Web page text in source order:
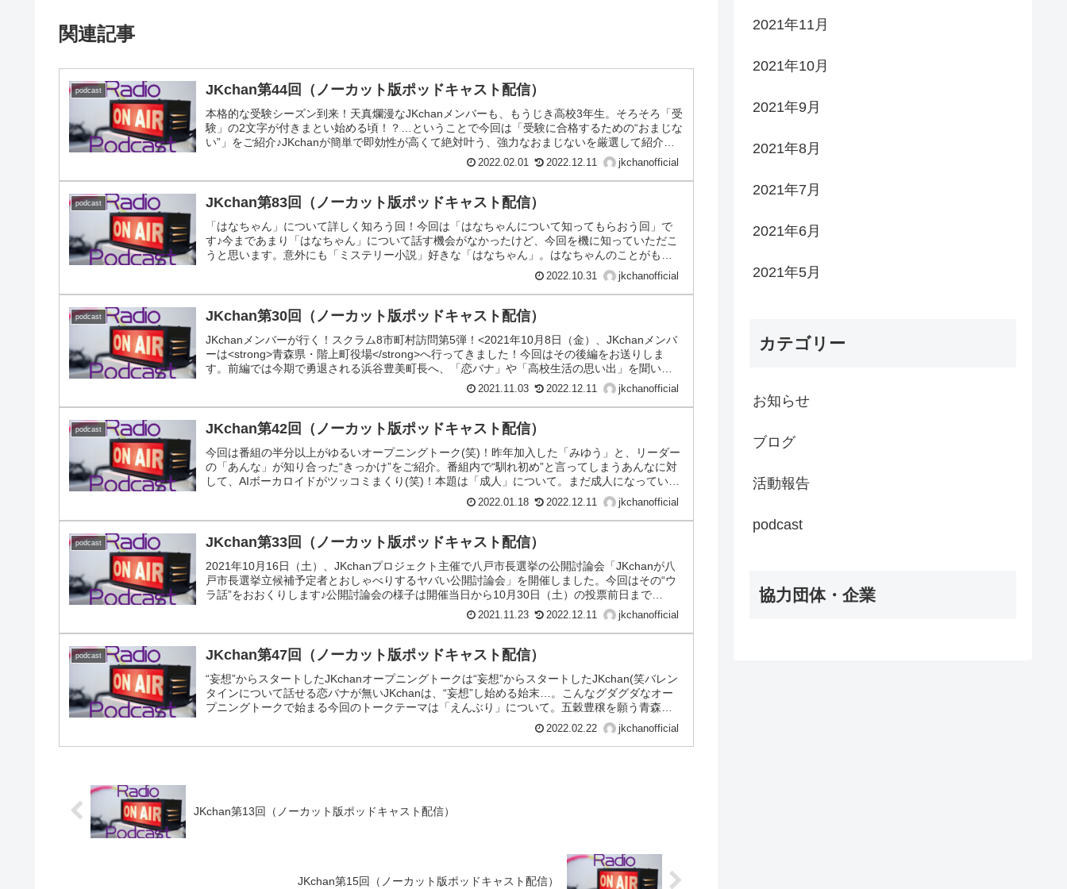
関連記事
podcast JKchan第44回（ノーカット版ポッドキャスト配信）
本格的な受験シーズン到来！天真爛漫なJKchanメンバーも、もうじき高校3年生。そろそろ「受
験」の2文字が付きまとい始める頃！？…ということで今回は「受験に合格するための“おまじな
い”」をご紹介♪JKchanが簡単で即効性が高くて絶対叶う、強力なおまじないを厳選して紹介し
ます。受験に向けて頑張っている方は、自分の努力に最後のひと押しでおまじないを実行して
みましょう。きっと受験合格に結びつきますよ♪休みの日は夕方まで寝ちゃうという“超ロングス
リーパー”なメンバーが受験生に役立つトークで送る12分！
2022.02.01 2022.12.11 jkchanofficial
podcast JKchan第83回（ノーカット版ポッドキャスト配信）
「はなちゃん」について詳しく知ろう回！今回は「はなちゃんについて知ってもらおう回」で
す♪今まであまり「はなちゃん」について話す機会がなかったけど、今回を機に知っていただこ
うと思います。意外にも「ミステリー小説」好きな「はなちゃん」。はなちゃんのことがもっ
2022.10.31 jkchanofficial
podcast JKchan第30回（ノーカット版ポッドキャスト配信）
JKchanメンバーが行く！スクラム8市町村訪問第5弾！<2021年10月8日（金）、JKchanメンバ
ーは<strong>青森県・階上町役場</strong>へ行ってきました！今回はその後編をお送りしま
す。前編では今期で勇退される浜谷豊美町長へ、「恋バナ」や「高校生活の思い出」を聞いた
JKchan。後編は「町長になろうと思った理由」や「町長になってみてどのようなことを大切に
活動してきたか」などを聞きました。任期満了をもって勇退される浜谷豊美町長が、階上町や
地域への愛情を語った13分です。
2021.11.03 2022.12.11 jkchanofficial
podcast JKchan第42回（ノーカット版ポッドキャスト配信）
今回は番組の半分以上がゆるいオープニングトーク(笑)！昨年加入した「みゆう」と、リーダー
の「あんな」が知り合った“きっかけ”をご紹介。番組内で“馴れ初め”と言ってしまうあんなに対
して、AIボーカロイドがツッコミまくり(笑)！本題は「成人」について。まだ成人になっていな
いJKchanメンバーは、成人年齢の引き下げについてと成人前後に何が変わるかについて、そし
て18歳になると与えられる選挙権などについて語っています。オープニングトークはゆるく、
そして後半は“ちょっと真面目”なトークで送る12分！
2022.01.18 2022.12.11 jkchanofficial
podcast JKchan第33回（ノーカット版ポッドキャスト配信）
2021年10月16日（土）、JKchanプロジェクト主催で八戸市長選挙の公開討論会「JKchanが八
戸市長選挙立候補予定者とおしゃべりするヤバい公開討論会」を開催しました。今回はその“ウ
ラ話”をおおくりします♪公開討論会の様子は開催当日から10月30日（土）の投票前日まで
YouTube上で公開しましたが、ネット上で話題になった立候補者が「カチューシャ」をつけた
話や、「コッペパン」「ゆうちゃん」などのニックネームがついたきっかけ、そして動画を見
た視聴者からの感想などをご紹介します♪JKchanはこれからも“面白い”取り組みをドンドン進め
てきますよ♪
2021.11.23 2022.12.11 jkchanofficial
podcast JKchan第47回（ノーカット版ポッドキャスト配信）
“妄想”からスタートしたJKchanオープニングトークは“妄想”からスタートしたJKchan(笑バレン
タインについて話せる恋バナが無いJKchanは、“妄想”し始める始末…。こんなグダグダなオー
プニングトークで始まる今回のトークテーマは「えんぶり」について。五穀豊穣を願う青森県
南地区のまつり「えんぶり」について、過去に参加していたあんなが中心になって解説しま
す。JKchanが地域のおまつりについて考える、久しぶりにマジメな13分！
2022.02.22 jkchanofficial
JKchan第13回（ノーカット版ポッドキャスト配信）
JKchan第15回（ノーカット版ポッドキャスト配信）
2021年11月
2021年10月
2021年9月
2021年8月
2021年7月
2021年6月
2021年5月
カテゴリー
お知らせ
ブログ
活動報告
podcast
協力団体・企業